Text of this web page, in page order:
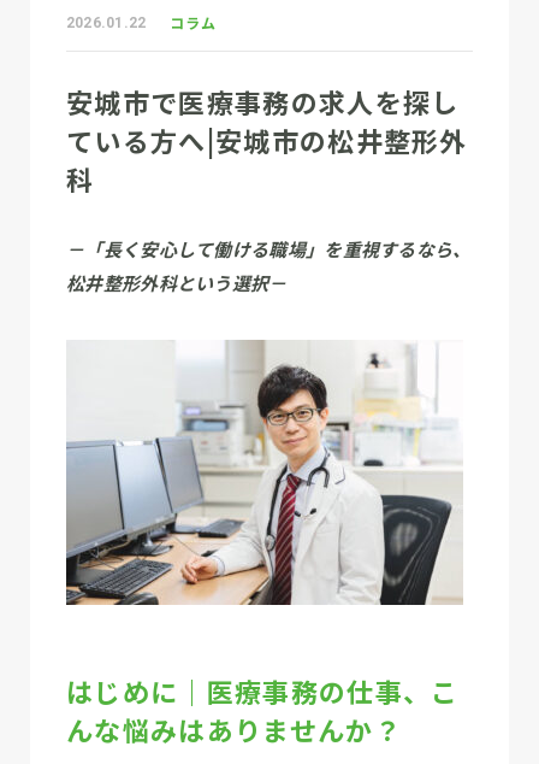
2026.01.22 コラム
安城市で医療事務の求人を探し
ている方へ|安城市の松井整形外
科
－「長く安心して働ける職場」を重視するなら、
松井整形外科という選択－
はじめに｜医療事務の仕事、こ
んな悩みはありませんか？